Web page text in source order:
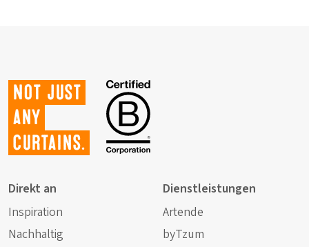
Not just
any
curtains.
Direkt an
Inspiration
Nachhaltig
Dienstleistungen
Artende
byTzum